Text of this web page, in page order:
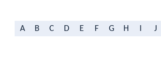
A B C D E F G H J